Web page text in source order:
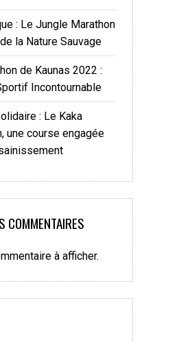
: Le Jungle Marathon
la Nature Sauvage
de Kaunas 2022 :
Incontournable
: Le Kaka
une course engagée
COMMENTAIRES
à afficher.